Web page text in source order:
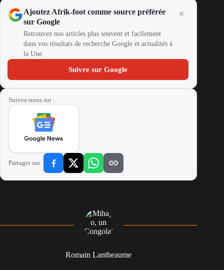
Ajoutez Afrik-foot comme source préférée
sur Google
Retrouvez nos articles plus souvent et facilement
dans vos résultats de recherche Google et actualités à
la Une.
Suivre sur Google
Suivez-nous sur :
Partager sur :
Romain Lantheaume